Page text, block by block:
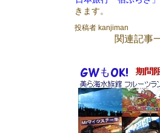
きます。
投稿者 kanjiman
関連記事